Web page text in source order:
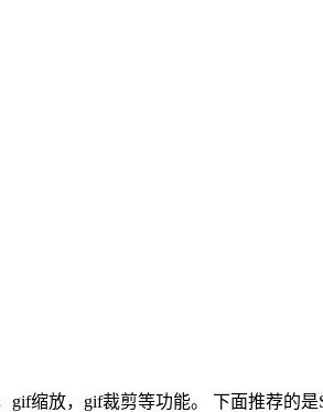
缩放，gif裁剪等功能。 下面推荐的是